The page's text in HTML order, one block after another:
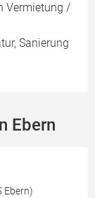
Vermietung /
Sanierung
Ebern
Ebern)